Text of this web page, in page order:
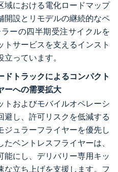
域における電化ロードマップ
開設とリモデルの継続的なペ
ーの四半期受注サイクルを
サービスを支えるインスト
っています。
トラックによるコンパクト
ーへの需要拡大
トおよびモバイルオペレーシ
避し、許可リスクを低減する
ジュラーフライヤーを優先し
ベントレスフライヤーは、
能にし、デリバリー専用キッ
な立ち上げを支援します。フ